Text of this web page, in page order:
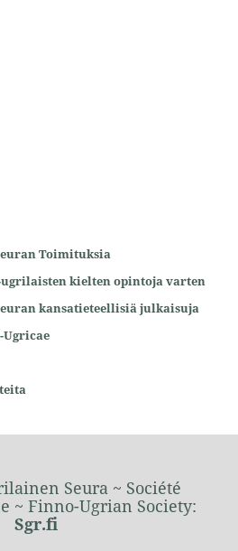
Toimituksia
kielten opintoja varten
kansatieteellisiä julkaisuja
Ugricae
Seura ~ Société
~ Finno-Ugrian Society:
Sgr.fi